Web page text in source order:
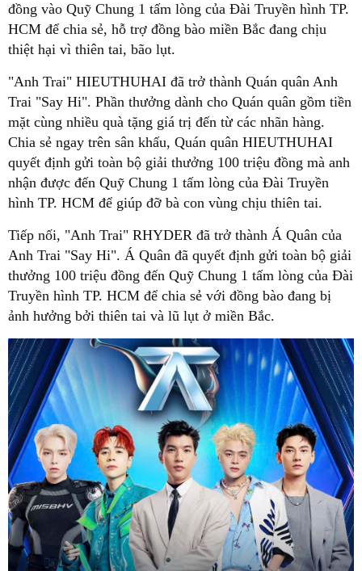
đồng vào Quỹ Chung 1 tấm lòng của Đài Truyền hình TP.
HCM để chia sẻ, hỗ trợ đồng bào miền Bắc đang chịu
thiệt hại vì thiên tai, bão lụt.
"Anh Trai" HIEUTHUHAI đã trở thành Quán quân Anh
Trai "Say Hi". Phần thưởng dành cho Quán quân gồm tiền
mặt cùng nhiều quà tặng giá trị đến từ các nhãn hàng.
Chia sẻ ngay trên sân khấu, Quán quân HIEUTHUHAI
quyết định gửi toàn bộ giải thưởng 100 triệu đồng mà anh
nhận được đến Quỹ Chung 1 tấm lòng của Đài Truyền
hình TP. HCM để giúp đỡ bà con vùng chịu thiên tai.
Tiếp nối, "Anh Trai" RHYDER đã trở thành Á Quân của
Anh Trai "Say Hi". Á Quân đã quyết định gửi toàn bộ giải
thưởng 100 triệu đồng đến Quỹ Chung 1 tấm lòng của Đài
Truyền hình TP. HCM để chia sẻ với đồng bào đang bị
ảnh hưởng bởi thiên tai và lũ lụt ở miền Bắc.